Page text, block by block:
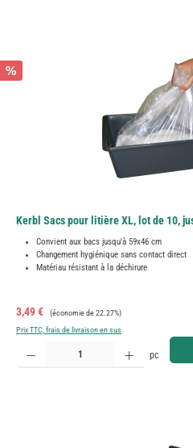
%
Kerbl Sacs pour litière XL, lot de 10,
Convient aux bacs jusqu'à 59x46 cm
Changement hygiénique sans contact direct
Matériau résistant à la déchirure
Prix de vente :
3,49 € Prix régulier :
(économie de 22.27%)
Prix TTC, frais de livraison en sus
Quantité de produit : Entrez la quantité
pc